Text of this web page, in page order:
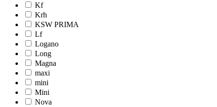
Kf
Krh
KSW PRIMA
Lf
Logano
Long
Magna
maxi
mini
Mini
Nova